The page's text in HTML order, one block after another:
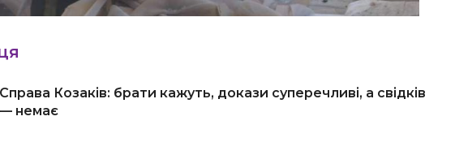
Справа Козаків: брати кажуть, докази суперечливі, а свідків
— немає